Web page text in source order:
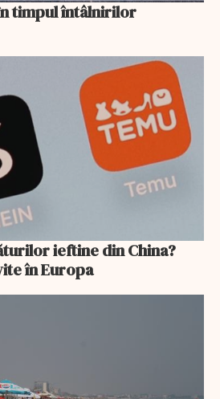
timpul întâlnirilor
ieftine din China?
în Europa